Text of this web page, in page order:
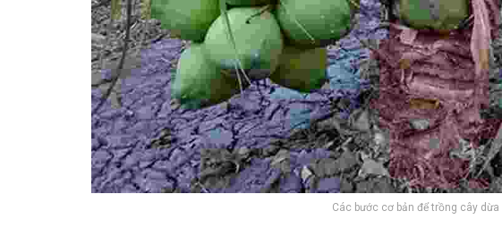
Các bước cơ bản để trồng cây dừa